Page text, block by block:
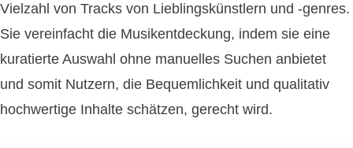
Vielzahl von Tracks von Lieblingskünstlern und -genres.
Sie vereinfacht die Musikentdeckung, indem sie eine
kuratierte Auswahl ohne manuelles Suchen anbietet
und somit Nutzern, die Bequemlichkeit und qualitativ
hochwertige Inhalte schätzen, gerecht wird.